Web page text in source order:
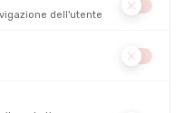
UTENSILE MULTIUSO WAVE